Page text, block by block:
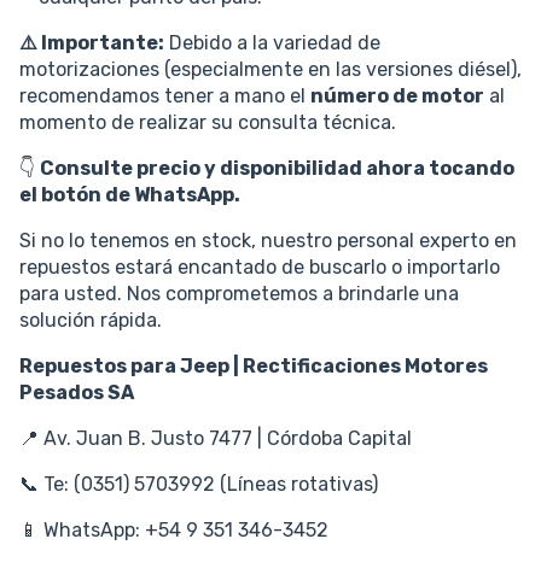
⚠️ Importante: Debido a la variedad de
motorizaciones (especialmente en las versiones diésel),
recomendamos tener a mano el número de motor al
momento de realizar su consulta técnica.
👇 Consulte precio y disponibilidad ahora tocando
el botón de WhatsApp.
Si no lo tenemos en stock, nuestro personal experto en
repuestos estará encantado de buscarlo o importarlo
para usted. Nos comprometemos a brindarle una
solución rápida.
Repuestos para Jeep | Rectificaciones Motores
Pesados SA
📍 Av. Juan B. Justo 7477 | Córdoba Capital
📞 Te: (0351) 5703992 (Líneas rotativas)
📱 WhatsApp: +54 9 351 346-3452